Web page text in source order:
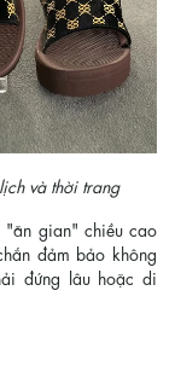
và thời trang
"ăn gian" chiều cao
đảm bảo không
đứng lâu hoặc di